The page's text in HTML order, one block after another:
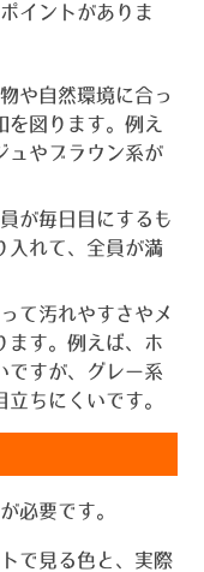
イントがありま
や自然環境に合っ
を図ります。例え
ュやブラウン系が
が毎日目にするも
入れて、全員が満
て汚れやすさやメ
ます。例えば、ホ
ですが、グレー系
ちにくいです。
必要です。
で見る色と、実際